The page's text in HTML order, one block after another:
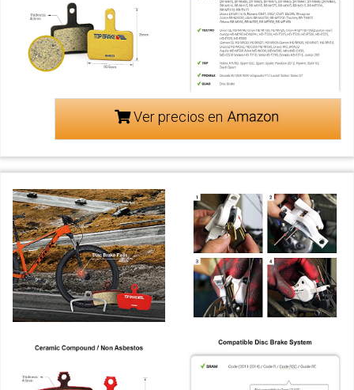
Ver precios en